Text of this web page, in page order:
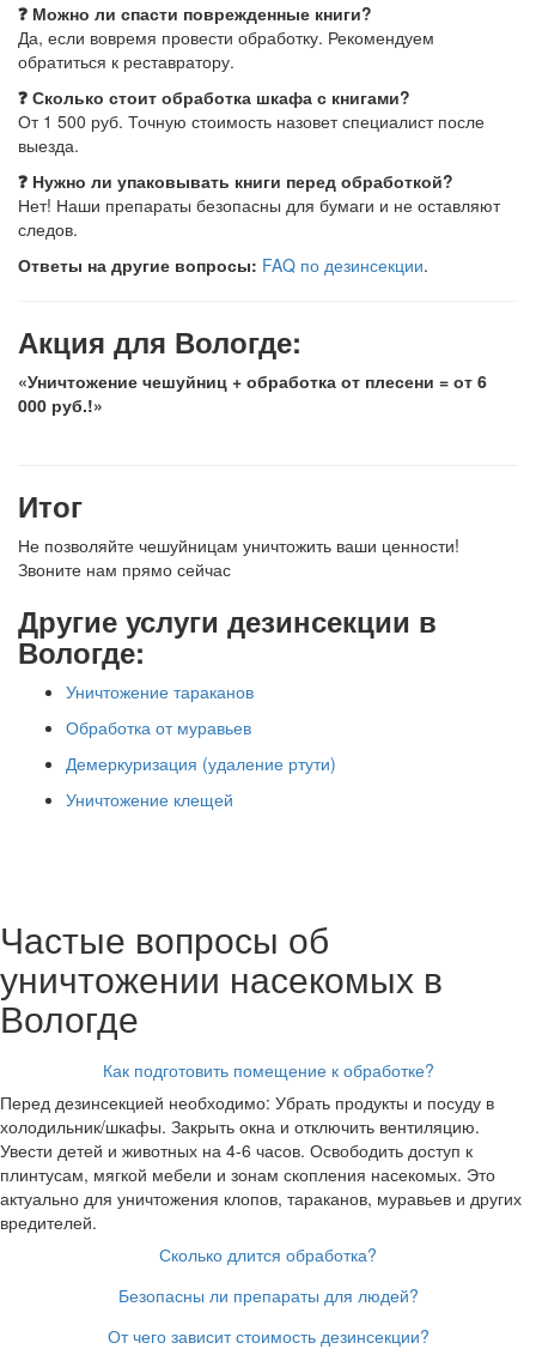
❓ Можно ли спасти поврежденные книги?
Да, если вовремя провести обработку. Рекомендуем
обратиться к реставратору.
❓ Сколько стоит обработка шкафа с книгами?
От 1 500 руб. Точную стоимость назовет специалист после
выезда.
❓ Нужно ли упаковывать книги перед обработкой?
Нет! Наши препараты безопасны для бумаги и не оставляют
следов.
Ответы на другие вопросы: FAQ по дезинсекции.
Акция для Вологде:
«Уничтожение чешуйниц + обработка от плесени = от 6
000 руб.!»
Итог
Не позволяйте чешуйницам уничтожить ваши ценности!
Звоните нам прямо сейчас
Другие услуги дезинсекции в
Вологде:
Уничтожение тараканов
Обработка от муравьев
Демеркуризация (удаление ртути)
Уничтожение клещей
Частые вопросы об
уничтожении насекомых в
Вологде
Как подготовить помещение к обработке?
Перед дезинсекцией необходимо: Убрать продукты и посуду в
холодильник/шкафы. Закрыть окна и отключить вентиляцию.
Увести детей и животных на 4-6 часов. Освободить доступ к
плинтусам, мягкой мебели и зонам скопления насекомых. Это
актуально для уничтожения клопов, тараканов, муравьев и других
вредителей.
Сколько длится обработка?
Безопасны ли препараты для людей?
От чего зависит стоимость дезинсекции?